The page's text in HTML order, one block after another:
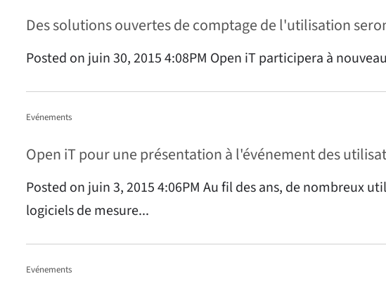
Des solutions ouvertes de comptage de l'utilisation
Posted on juin 30, 2015 4:08PM Open iT participera à
Evénements
Open iT pour une présentation à l'événement des
Posted on juin 3, 2015 4:06PM Au fil des ans, de nombreux
logiciels de mesure...
Evénements